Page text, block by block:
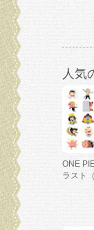
人気
ONE
ラスト